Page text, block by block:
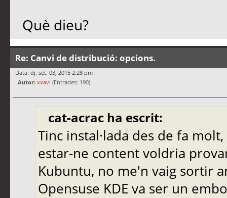
Què dieu?
Re: Canvi de distribució: opcions.
Data: dj. set. 03, 2015 2:28 pm
Autor: xxavi (Entrades: 190)
cat-acrac ha escrit:
Tinc instal·lada des de fa
estar-ne content voldria
Kubuntu, no me'n vaig sortir
Opensuse KDE va ser un